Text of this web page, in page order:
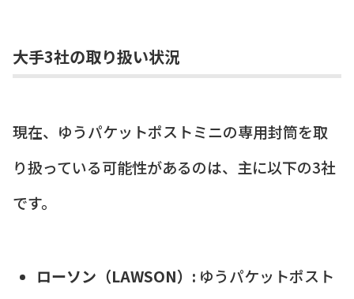
大手3社の取り扱い状況
現在、ゆうパケットポストミニの専用封筒を取
り扱っている可能性があるのは、主に以下の3社
です。
ローソン（LAWSON）: ゆうパケットポスト